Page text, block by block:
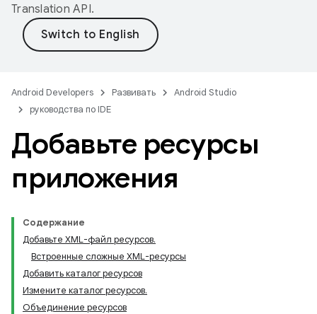
Translation API.
Android Developers Развивать
Android Studio
руководства по IDE
Добавьте ресурсы
приложения
Содержание
Добавьте XML-файл ресурсов.
Встроенные сложные XML-ресурсы
Добавить каталог ресурсов
Измените каталог ресурсов.
Объединение ресурсов